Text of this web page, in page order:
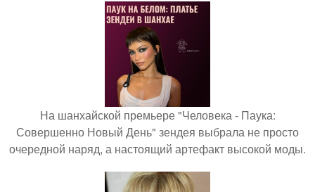
На шанхайской премьере "Человека - Паука:
Совершенно Новый День" зендея выбрала не просто
очередной наряд, а настоящий артефакт высокой моды.